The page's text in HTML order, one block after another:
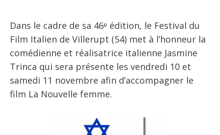
Dans le cadre de sa 46ᵉ édition, le Festival du
Film Italien de Villerupt (54) met à l’honneur la
comédienne et réalisatrice italienne Jasmine
Trinca qui sera présente les vendredi 10 et
samedi 11 novembre afin d’accompagner le
film La Nouvelle femme.